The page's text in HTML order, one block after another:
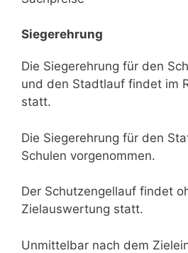
Siegerehrung
Die Siegerehrung für den
und den Stadtlauf findet im
statt.
Die Siegerehrung für den
Schulen vorgenommen.
Der Schutzengellauf findet
Zielauswertung statt.
Unmittelbar nach dem